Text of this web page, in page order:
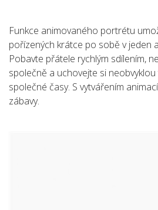
Funkce animovaného portrétu
pořízených krátce po sobě v jeden
Pobavte přátele rychlým sdílením,
společně a uchovejte si
společné časy. S vytvářením
zábavy.